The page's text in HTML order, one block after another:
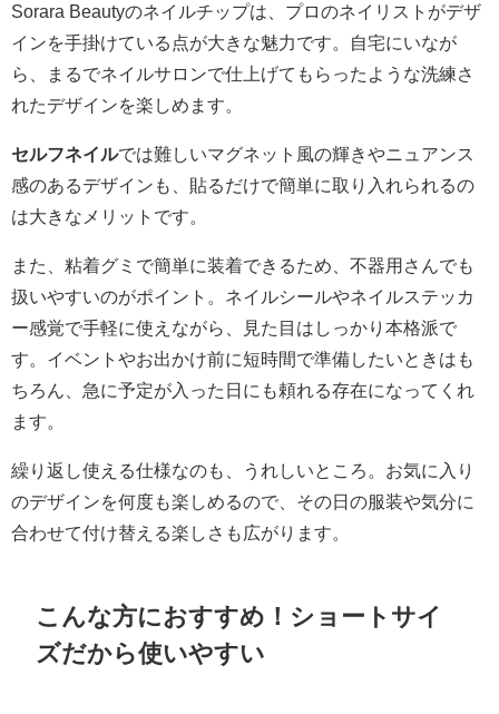
Sorara Beautyのネイルチップは、プロのネイリストがデザ
インを手掛けている点が大きな魅力です。自宅にいなが
ら、まるでネイルサロンで仕上げてもらったような洗練さ
れたデザインを楽しめます。
セルフネイルでは難しいマグネット風の輝きやニュアンス
感のあるデザインも、貼るだけで簡単に取り入れられるの
は大きなメリットです。
また、粘着グミで簡単に装着できるため、不器用さんでも
扱いやすいのがポイント。ネイルシールやネイルステッカ
ー感覚で手軽に使えながら、見た目はしっかり本格派で
す。イベントやお出かけ前に短時間で準備したいときはも
ちろん、急に予定が入った日にも頼れる存在になってくれ
ます。
繰り返し使える仕様なのも、うれしいところ。お気に入り
のデザインを何度も楽しめるので、その日の服装や気分に
合わせて付け替える楽しさも広がります。
こんな方におすすめ！ショートサイ
ズだから使いやすい